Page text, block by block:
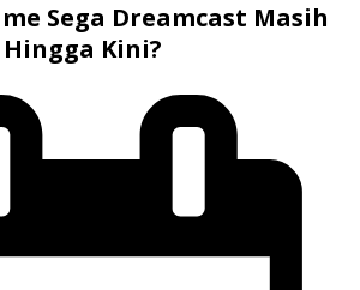
Sega Dreamcast Masih
Kini?